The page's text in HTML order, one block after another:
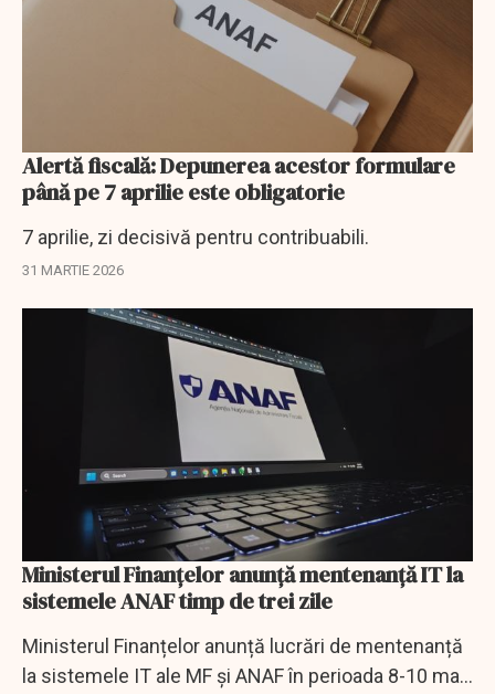
Alertă fiscală: Depunerea acestor formulare
până pe 7 aprilie este obligatorie
7 aprilie, zi decisivă pentru contribuabili.
31 MARTIE 2026
Ministerul Finanțelor anunță mentenanță IT la
sistemele ANAF timp de trei zile
Ministerul Finanțelor anunță lucrări de mentenanță
la sistemele IT ale MF și ANAF în perioada 8-10 mai